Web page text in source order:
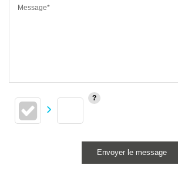
Message*
Envoyer le message